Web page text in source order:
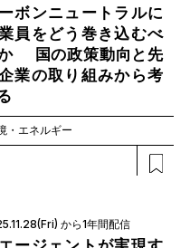
ボンニュートラルに
員をどう巻き込むべ
国の政策動向と先
業の取り組みから考
・エネルギー
から1年間配信